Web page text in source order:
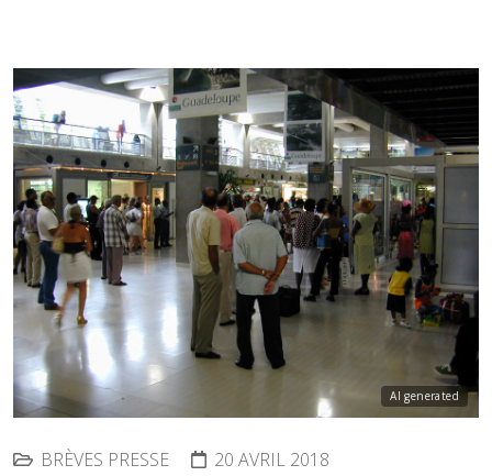
AI generated
BRÈVES PRESSE 20 AVRIL 2018